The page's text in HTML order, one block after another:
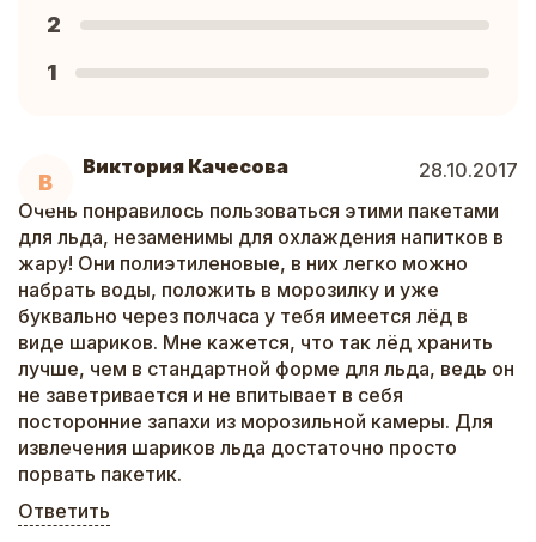
В
Виктория Качесова
28.10.2017
Очень понравилось пользоваться этими пакетами
для льда, незаменимы для охлаждения напитков в
жару! Они полиэтиленовые, в них легко можно
набрать воды, положить в морозилку и уже
буквально через полчаса у тебя имеется лёд в
виде шариков. Мне кажется, что так лёд хранить
лучше, чем в стандартной форме для льда, ведь он
не заветривается и не впитывает в себя
посторонние запахи из морозильной камеры. Для
извлечения шариков льда достаточно просто
порвать пакетик.
Ответить
2
1